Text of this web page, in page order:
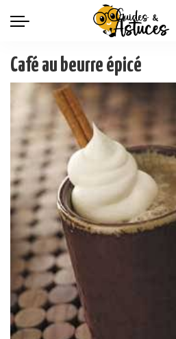
Café au beurre épicé